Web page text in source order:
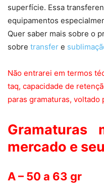
superfície. Essa
equipamentos
Quer saber mais sobre o
sobre transfer e
Não entrarei em termos
taq, capacidade de
paras gramaturas, voltado
Gramaturas
mercado e
A – 50 a 63 gr